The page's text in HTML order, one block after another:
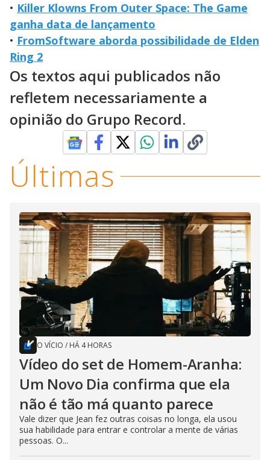
• Killer Klowns From Outer Space: The Game
ganha data de lançamento
• FromSoftware aborda possibilidade de Elden
Ring 2
Os textos aqui publicados não
refletem necessariamente a
opinião do Grupo Record.
Últimas
O VÍCIO / HÁ 4 HORAS
Vídeo do set de Homem-Aranha:
Um Novo Dia confirma que ela
não é tão má quanto parece
Vale dizer que Jean fez outras coisas no longa, ela usou
sua habilidade para entrar e controlar a mente de várias
pessoas. O...